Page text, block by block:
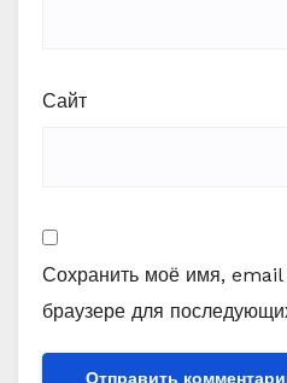
Сайт
Сохранить моё имя, email
браузере для